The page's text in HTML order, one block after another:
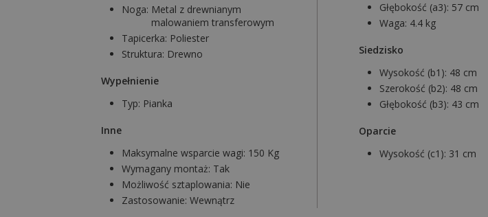
Noga: Metal z drewnianym
malowaniem transferowym
Tapicerka: Poliester
Struktura: Drewno
Wypełnienie
Typ: Pianka
Inne
Maksymalne wsparcie wagi: 150 Kg
Wymagany montaż: Tak
Możliwość sztaplowania: Nie
Zastosowanie: Wewnątrz
Głębokość (a3): 57 cm
Waga: 4.4 kg
Siedzisko
Wysokość (b1): 48 cm
Szerokość (b2): 48 cm
Głębokość (b3): 43 cm
Oparcie
Wysokość (c1): 31 cm